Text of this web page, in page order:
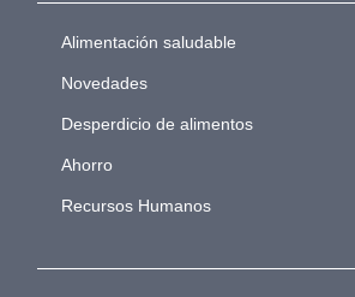
Alimentación saludable
Novedades
Desperdicio de alimentos
Ahorro
Recursos Humanos